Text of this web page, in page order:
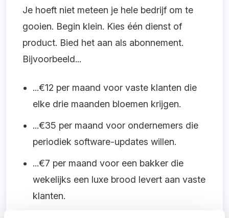
Je hoeft niet meteen je hele bedrijf om te
gooien. Begin klein. Kies één dienst of
product. Bied het aan als abonnement.
Bijvoorbeeld...
...€12 per maand voor vaste klanten die
elke drie maanden bloemen krijgen.
...€35 per maand voor ondernemers die
periodiek software-updates willen.
...€7 per maand voor een bakker die
wekelijks een luxe brood levert aan vaste
klanten.